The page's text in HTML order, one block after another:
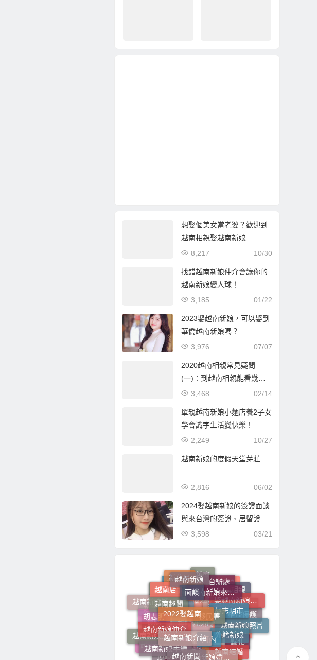
想娶個美女當老婆？歡迎到
越南相親娶越南新娘
10/30
8,217
找錯越南新娘仲介會讓你的
越南新娘變人球！
01/22
3,185
2023娶越南新娘，可以娶到
華僑越南新娘嗎？
07/07
3,976
2020越南相親常見疑問
(一)：到越南相親能看幾
個？一般都看幾個要決定？
02/14
3,468
單親越南新娘小麵店養2子女
學會識字生活變快樂！
10/27
2,249
越南新娘的度假天堂芽莊
06/02
2,816
2024娶越南新娘的簽證面談
與來台灣的簽證、居留證與
工作
03/21
3,598
越南新娘在地直營
提醒注意
越南新娘在地經營
新移民相關新聞 2024娶越南新娘
參考資料
歸化
越南結婚
越南新娘婚姻媒合
越南新聞
越南新娘手續
越南新娘跑掉
養媽 越南新娘一條龍辦到好
常見問題娶越南新娘 娶越南新娘流程
權益保護
越南新娘照片
外籍新娘
河內
越南新娘介紹
越南新娘仲介
胡志明 越南新娘婚姻介紹
越配故事 越南新娘政府立案
鄉下越南新娘
越南相親
胡志明市
移民署
2022娶越南新娘
越南趣聞
越南店新住民 越南台辦處
越南新娘來台手續
面談
越南新娘